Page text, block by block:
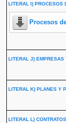
LITERAL I) PROCESOS
Procesos
LITERAL J) EMPRESAS
LITERAL K) PLANES Y
LITERAL L)